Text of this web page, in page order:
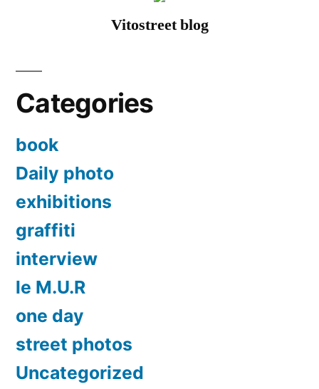
2011]”
Vitostreet blog
Categories
book
Daily photo
exhibitions
graffiti
interview
le M.U.R
one day
street photos
Uncategorized